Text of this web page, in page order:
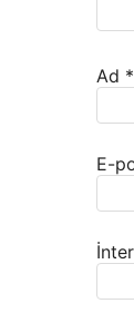
Ad *
E-